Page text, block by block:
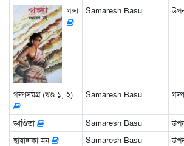
গঙ্গা
Samaresh Basu
গল্পসমগ্র (খণ্ড ১, ২) Samaresh Basu গল্প
ঙ্খণ্ডিতা Samaresh Basu
ছায়াঢাকা মন
Samaresh Basu